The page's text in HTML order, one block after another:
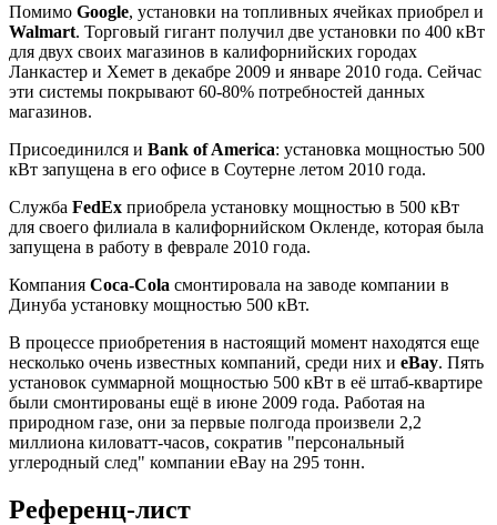
Помимо Google, установки на топливных ячейках приобрел и
Walmart. Торговый гигант получил две установки по 400 кВт
для двух своих магазинов в калифорнийских городах
Ланкастер и Хемет в декабре 2009 и январе 2010 года. Сейчас
эти системы покрывают 60-80% потребностей данных
магазинов.
Присоединился и Bank of America: установка мощностью 500
кВт запущена в его офисе в Соутерне летом 2010 года.
Служба FedEx приобрела установку мощностью в 500 кВт
для своего филиала в калифорнийском Окленде, которая была
запущена в работу в феврале 2010 года.
Компания Coca-Cola смонтировала на заводе компании в
Динуба установку мощностью 500 кВт.
В процессе приобретения в настоящий момент находятся еще
несколько очень известных компаний, среди них и eBay. Пять
установок суммарной мощностью 500 кВт в её штаб-квартире
были смонтированы ещё в июне 2009 года. Работая на
природном газе, они за первые полгода произвели 2,2
миллиона киловатт-часов, сократив "персональный
углеродный след" компании eBay на 295 тонн.
Референц-лист